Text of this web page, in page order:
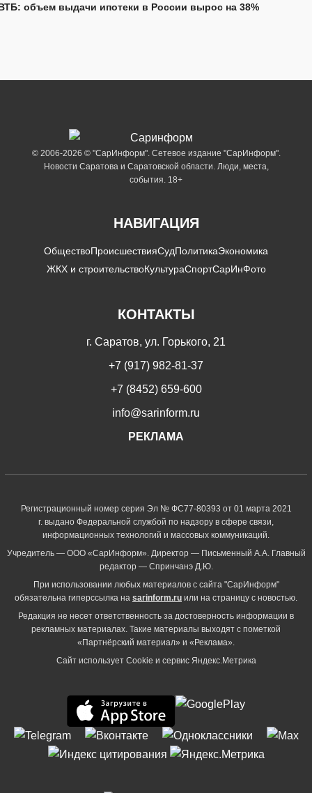
объем выдачи ипотеки в России вырос на 38%
© 2006-2026 © "СарИнформ". Сетевое издание "СарИнформ".
Новости Саратова и Саратовской области. Люди, места,
события. 18+
НАВИГАЦИЯ
ОбществоПроисшествияСудПолитикаЭкономика
ЖКХ и строительствоКультураСпортСарИнФото
КОНТАКТЫ
г. Саратов, ул. Горького, 21
+7 (917) 982-81-37
+7 (8452) 659-600
info@sarinform.ru
РЕКЛАМА
Регистрационный номер серия Эл № ФС77-80393 от 01 марта 2021
г. выдано Федеральной службой по надзору в сфере связи,
информационных технологий и массовых коммуникаций.
Учредитель — ООО «СарИнформ». Директор — Письменный А.А. Главный
редактор — Спринчанэ Д.Ю.
При использовании любых материалов с сайта "СарИнформ"
обязательна гиперссылка на sarinform.ru или на страницу с новостью.
Редакция не несет ответственность за достоверность информации в
рекламных материалах. Такие материалы выходят с пометкой
«Партнёрский материал» и «Реклама».
Сайт использует Cookie и сервиc Яндекс.Метрика